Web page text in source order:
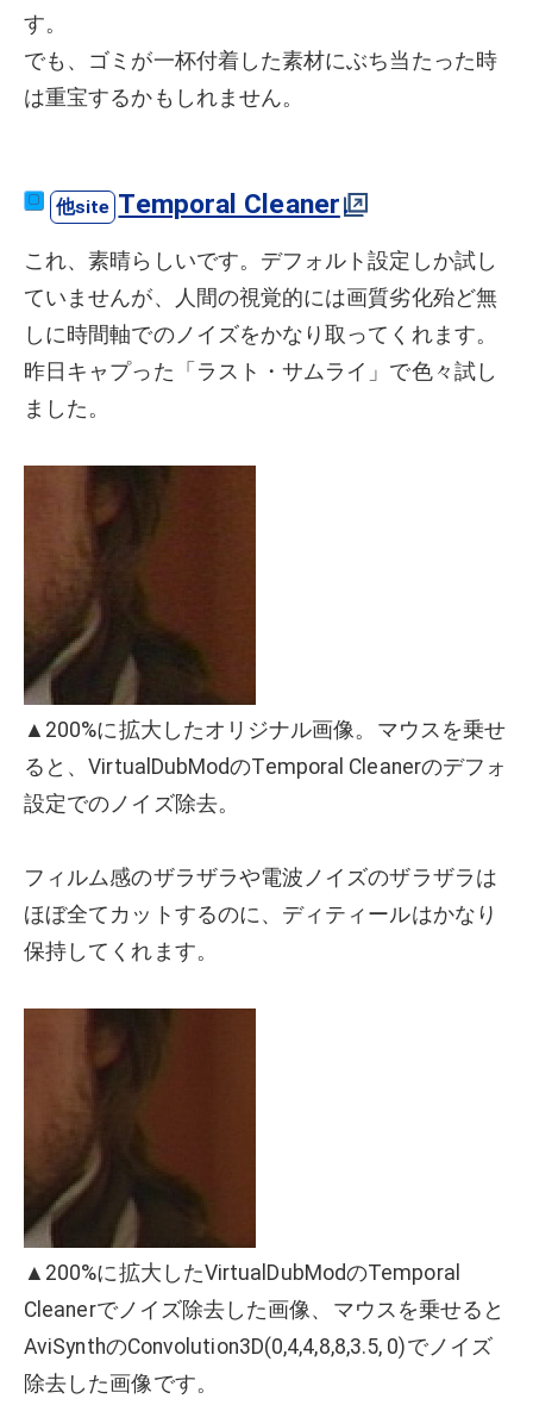
す。
でも、ゴミが一杯付着した素材にぶち当たった時
は重宝するかもしれません。
Temporal Cleaner
これ、素晴らしいです。デフォルト設定しか試し
ていませんが、人間の視覚的には画質劣化殆ど無
しに時間軸でのノイズをかなり取ってくれます。
昨日キャプった「ラスト・サムライ」で色々試し
ました。
▲200%に拡大したオリジナル画像。マウスを乗せ
ると、VirtualDubModのTemporal Cleanerのデフォ
設定でのノイズ除去。
フィルム感のザラザラや電波ノイズのザラザラは
ほぼ全てカットするのに、ディティールはかなり
保持してくれます。
▲200%に拡大したVirtualDubModのTemporal
Cleanerでノイズ除去した画像、マウスを乗せると
AviSynthのConvolution3D(0,4,4,8,8,3.5, 0)でノイズ
除去した画像です。